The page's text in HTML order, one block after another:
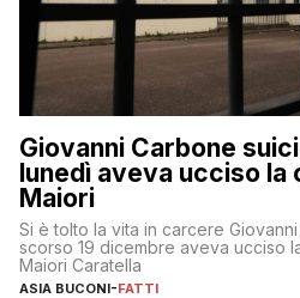
Giovanni Carbone
lunedì aveva ucciso la
Maiori
Si è tolto la vita in carcere
scorso 19 dicembre aveva ucciso
Maiori Caratella
ASIA BUCONI-FATTI